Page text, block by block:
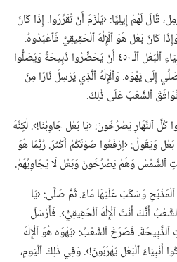
قَالَ لَهُمْ إِيلِيَّا:‏ ‹يَلْزَمُ أَنْ تُقَرِّرُوا.‏ إِذَا كَانَ
كَانَ بَعْل هُوَ ٱلْإِلٰهَ ٱلْحَقِيقِيَّ فَٱعْبُدُوهُ.‏
لِنَعْمَلْ هٰذَا ٱلتَّحَدِّي:‏ يَجِبُ عَلَى أَنْبِيَاءِ ٱلْبَعْل ٱلْـ‍ ٤٥٠ أَنْ يُحَضِّرُوا ذَبِيحَةً وَيُصَلُّوا
إِلَى يَهْوَه.‏ وَٱلْإِلٰهُ ٱلَّذِي يُرْسِلُ نَارًا مِنَ
فَوَافَقَ ٱلشَّعْبُ عَلَى ذٰلِكَ.‏
كُلَّ ٱلنَّهَارِ يَصْرُخُونَ:‏ ‹يَا بَعْل جَاوِبْنَا!‏›.‏ لٰكِنَّهُ
وَيَقُولُ:‏ ‹اِرْفَعُوا صَوْتَكُمْ أَكْثَرَ.‏ رُبَّمَا هُوَ
ٱلشَّمْسُ وَهُمْ يَصْرُخُونَ وَبَعْل لَا يُجَاوِبُهُمْ.‏
وَسَكَبَ عَلَيْهَا مَاءً.‏ ثُمَّ صَلَّى:‏ ‹يَا
أَنَّكَ أَنْتَ ٱلْإِلٰهُ ٱلْحَقِيقِيُّ›.‏ فَأَرْسَلَ
ٱلذَّبِيحَةَ.‏ فَصَرَخَ ٱلشَّعْبُ:‏ ‹يَهْوَه هُوَ ٱلْإِلٰهُ
أَنْبِيَاءَ ٱلْبَعْل يَهْرُبُونَ!‏›.‏ وَفِي ذٰلِكَ ٱلْيَومِ،‏